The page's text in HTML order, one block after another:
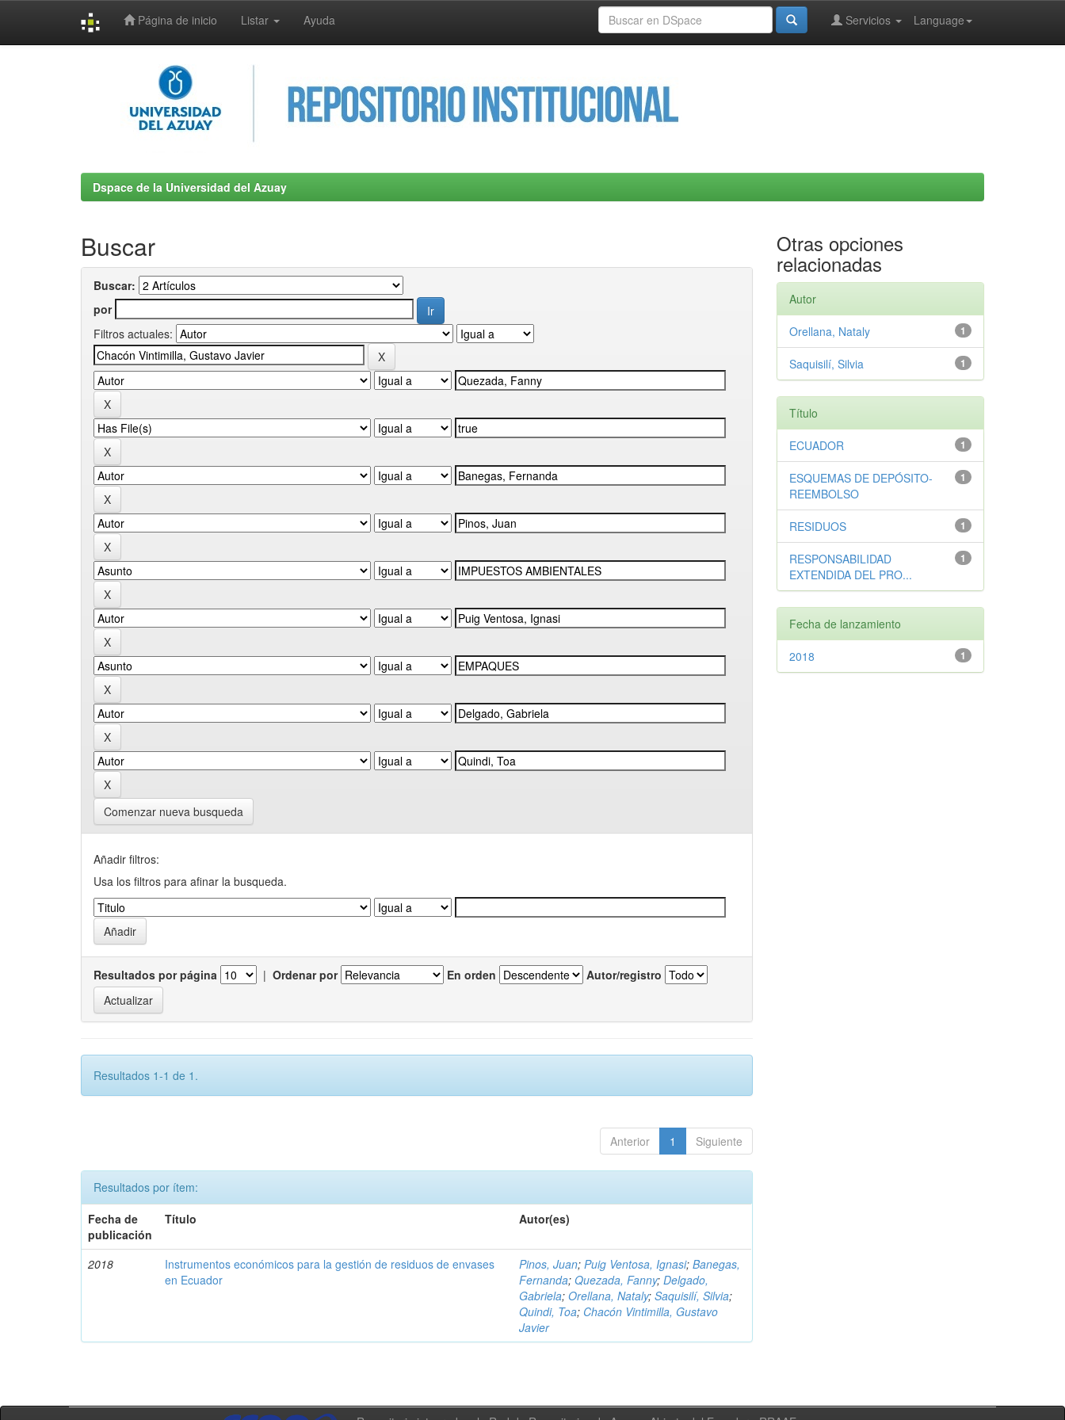
Página de inicio Listar Ayuda Language
Servicios
Dspace de la Universidad del Azuay
Buscar
Buscar:
por
Filtros actuales:
Comenzar nueva busqueda
Añadir filtros:
Usa los filtros para afinar la busqueda.
Resultados por página | Ordenar por En orden Autor/registro
Resultados 1-1 de 1.
Anterior 1 Siguiente
Resultados por ítem:
Fecha de
publicación
Título Autor(es)
2018
Instrumentos económicos para la gestión de residuos de envases
en Ecuador
Pinos, Juan;Puig Ventosa, Ignasi;Banegas,
Fernanda;Quezada, Fanny;Delgado,
Gabriela;Orellana, Nataly;Saquisilí, Silvia;
Quindi, Toa; Chacón Vintimilla, Gustavo
Javier
Otras opciones
relacionadas
Autor
1
Orellana, Nataly
1
Saquisilí, Silvia
Título
1
ECUADOR
1
ESQUEMAS DE DEPÓSITO-
REEMBOLSO
1
RESIDUOS
1
RESPONSABILIDAD
EXTENDIDA DEL PRO...
Fecha de lanzamiento
1
2018